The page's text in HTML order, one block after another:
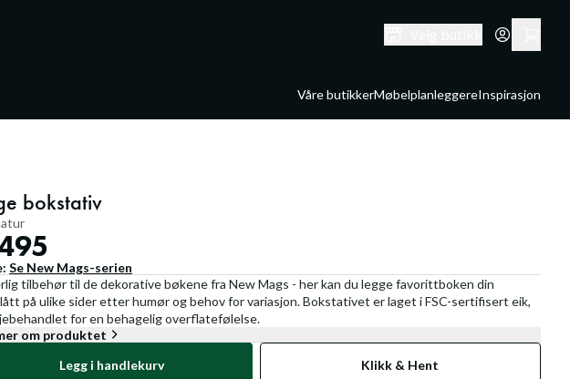
Våre butikkerMøbelplanleggereInspirasjon
bokstativ
Se New Mags-serien
tilbehør til de dekorative bøkene fra New Mags - her kan du legge favorittboken din
på ulike sider etter humør og behov for variasjon. Bokstativet er laget i FSC-sertifisert eik,
for en behagelig overflatefølelse.
om produktet
Legg i handlekurv
Klikk & Hent